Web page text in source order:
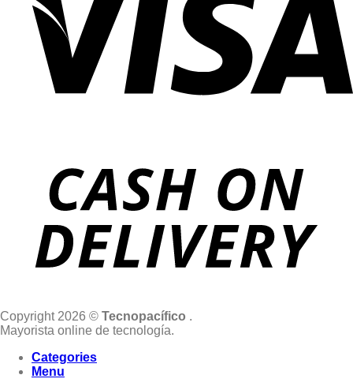
Copyright 2026 © Tecnopacífico .
Mayorista online de tecnología.
Categories
Menu